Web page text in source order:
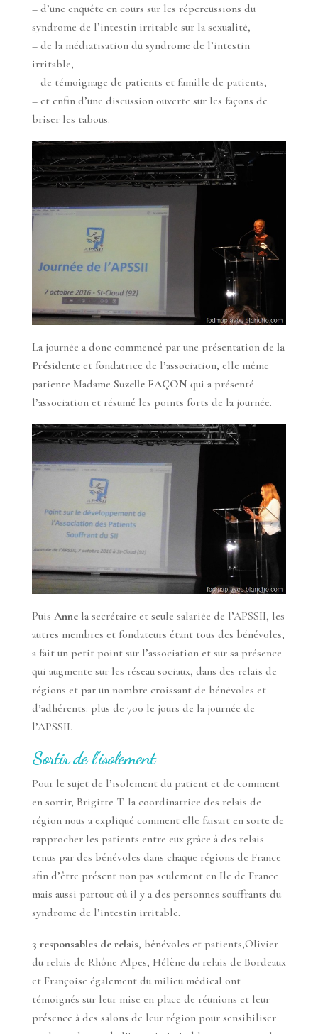
– d’une enquête en cours sur les répercussions du
syndrome de l’intestin irritable sur la sexualité,
– de la médiatisation du syndrome de l’intestin
irritable,
– de témoignage de patients et famille de patients,
– et enfin d’une discussion ouverte sur les façons de
briser les tabous.
La journée a donc commencé par une présentation de la
Présidenteet fondatrice de l’association, elle même
patiente Madame Suzelle FAÇON qui a présenté
l’association et résumé les points forts de la journée.
Puis Annela secrétaire et seule salariée de l’APSSII, les
autres membres et fondateurs étant tous des bénévoles,
a fait un petit point sur l’association et sur sa présence
qui augmente sur les réseau sociaux, dans des relais de
régions et par un nombre croissant de bénévoles et
d’adhérents: plus de 700 le jours de la journée de
l’APSSII.
Sortir de l’isolement
Pour le sujet de l’isolement du patient et de comment
en sortir, Brigitte T. la coordinatrice des relais de
région nous a expliqué comment elle faisait en sorte de
rapprocher les patients entre eux grâce à des relais
tenus par des bénévoles dans chaque régions de France
afin d’être présent non pas seulement en Ile de France
mais aussi partout où il y a des personnes souffrants du
syndrome de l’intestin irritable.
3 responsables de relais, bénévoles et patients,Olivier
du relais de Rhône Alpes, Hélène du relais de Bordeaux
et Françoise également du milieu médical ont
témoignés sur leur mise en place de réunions et leur
présence à des salons de leur région pour sensibiliser